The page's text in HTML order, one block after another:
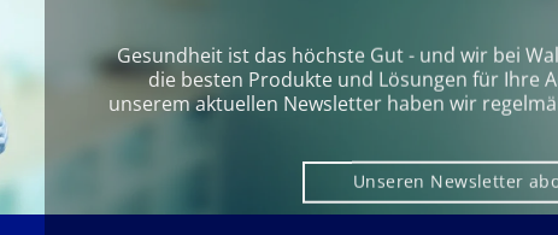
Gesundheit ist das höchste Gut - und wir bei
die besten Produkte und Lösungen für Ihre
unserem aktuellen Newsletter haben wir
Unseren Newsletter